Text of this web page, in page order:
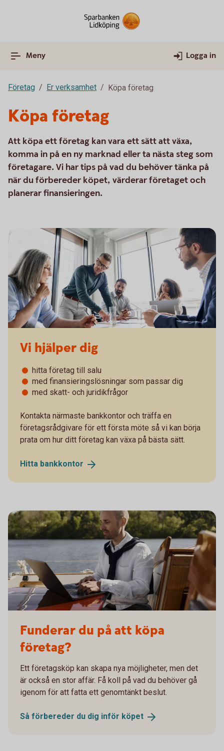
Meny Logga in
Företag Er verksamhet Köpa företag
Köpa företag
Att köpa ett företag kan vara ett sätt att växa,
komma in på en ny marknad eller ta nästa steg som
företagare. Vi har tips på vad du behöver tänka på
när du förbereder köpet, värderar företaget och
planerar finansieringen.
Vi hjälper dig
hitta företag till salu
med finansieringslösningar som passar dig
med skatt- och juridikfrågor
Kontakta närmaste bankkontor och träffa en
företagsrådgivare för ett första möte så vi kan börja
prata om hur ditt företag kan växa på bästa sätt.
Hitta bankkontor
Funderar du på att köpa
företag?
Ett företagsköp kan skapa nya möjligheter, men det
är också en stor affär. Få koll på vad du behöver gå
igenom för att fatta ett genomtänkt beslut.
Så förbereder du dig inför köpet